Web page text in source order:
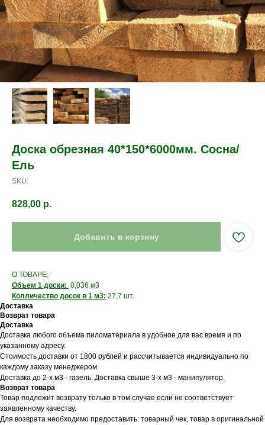
Доска обрезная 40*150*6000мм. Сосна/
Ель
SKU:
828,00 р.
Добавить в корзину
О ТОВАРЕ:
Объем 1 доски: 0,036 м3
Колличество досок в 1 м3: 27,7 шт.
Доставка
Возврат товара
Доставка
Доставка любого объема пиломатериала в удобное для вас время и по
указанному адресу.
Стоимость доставки от 1800 рублей и рассчитывается индивидуально по
каждому заказу менеджером.
Доставка до 2-х м3 - газель. Доставка свыше 3-х м3 - манипулятор.
Возврат товара
Товар подлежит возврату только в том случае если не соответствует
заявленному качеству.
Для возврата необходимо предоставить: товарный чек, товар в оригинальной